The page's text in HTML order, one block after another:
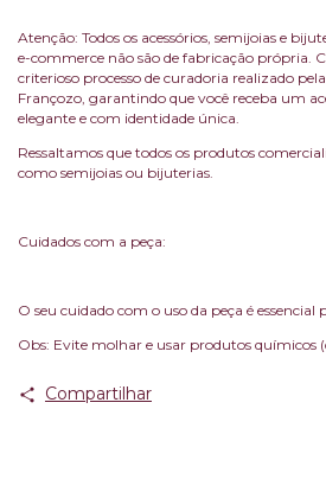
Atenção: Todos os acessórios, semijoias e
e-commerce não são de fabricação própria.
criterioso processo de curadoria realizado
Françozo, garantindo que você receba um
elegante e com identidade única.
Ressaltamos que todos os produtos
como semijoias ou bijuterias.
Cuidados com a peça:
O seu cuidado com o uso da peça é essencial
Obs: Evite molhar e usar produtos químicos
Compartilhar